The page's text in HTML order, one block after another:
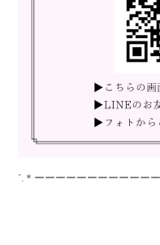
´.＊ーーーーーーーーーーー